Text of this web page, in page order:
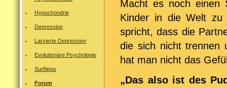
Hypochondrie
Depression
Larvierte Depression
Evolutionäre Psychologie
Surftipps
Forum
Macht es noch einen
Kinder in die Welt zu
spricht, dass die
die sich nicht trennen
hat man nicht das
„Das also ist des